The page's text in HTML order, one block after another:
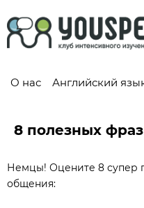
О нас Английский
8 полезных
Немцы! Оцените 8 супер
общения: